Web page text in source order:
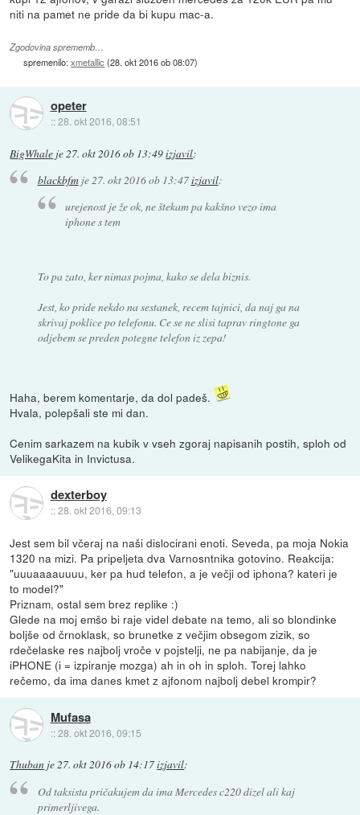
niti na pamet ne pride da bi kupu mac-a.
Zgodovina sprememb…
spremenilo:xmetallic (28. okt 2016 ob 08:07)
opeter
::28. okt 2016, 08:51
BigWhale je27. okt 2016 ob 13:49izjavil:
blackbfmje27. okt 2016 ob 13:47izjavil:
urejenost je že ok, ne štekam pa kakšno vezo ima
iphone s tem
To pa zato, ker nimas pojma, kako se dela biznis.
Jest, ko pride nekdo na sestanek, recem tajnici, da naj ga na
skrivaj poklice po telefonu. Ce se ne slisi taprav ringtone ga
odjebem se preden potegne telefon iz zepa!
Haha, berem komentarje, da dol padeš.
Hvala, polepšali ste mi dan.
Cenim sarkazem na kubik v vseh zgoraj napisanih postih, sploh od
VelikegaKita in Invictusa.
dexterboy
::28. okt 2016, 09:13
Jest sem bil včeraj na naši dislocirani enoti. Seveda, pa moja Nokia
1320 na mizi. Pa pripeljeta dva Varnosntnika gotovino. Reakcija:
"uuuaaaauuuu, ker pa hud telefon, a je večji od iphona? kateri je
to model?"
Priznam, ostal sem brez replike :)
Glede na moj emšo bi raje videl debate na temo, ali so blondinke
boljše od črnoklask, so brunetke z večjim obsegom zizik, so
rdečelaske res najbolj vroče v pojstelji, ne pa nabijanje, da je
iPHONE (i = izpiranje mozga) ah in oh in sploh. Torej lahko
rečemo, da ima danes kmet z ajfonom najbolj debel krompir?
Mufasa
::28. okt 2016, 09:15
Thuban je27. okt 2016 ob 14:17izjavil:
Od taksista pričakujem da ima Mercedes c220 dizel ali kaj
primerljivega.